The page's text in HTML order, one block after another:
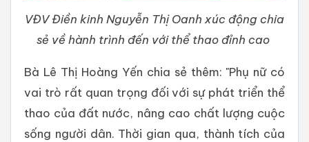
VĐV Điền kinh Nguyễn Thị Oanh xúc động chia
sẻ về hành trình đến với thể thao đỉnh cao
Bà Lê Thị Hoàng Yến chia sẻ thêm: "Phụ nữ có
vai trò rất quan trọng đối với sự phát triển thể
thao của đất nước, nâng cao chất lượng cuộc
sống người dân. Thời gian qua, thành tích của